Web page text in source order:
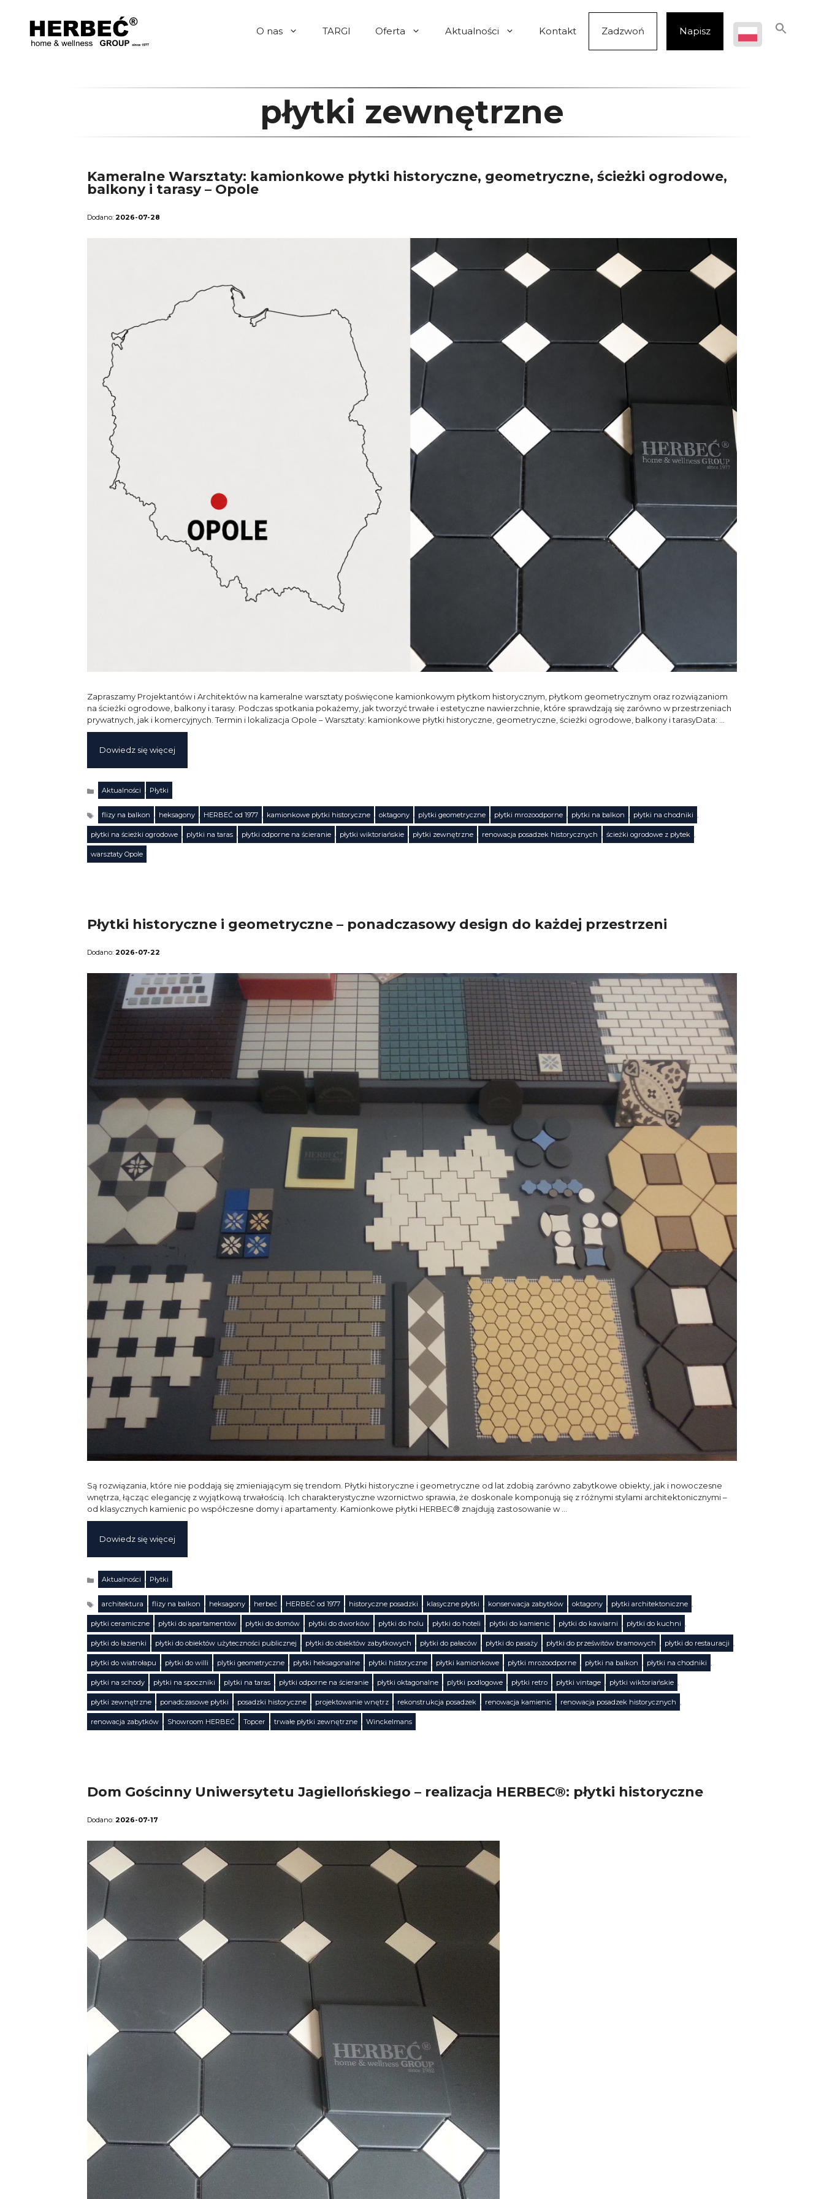
O nas TARGI Oferta Aktualności Kontakt Zadzwoń Napisz
płytki zewnętrzne
Kameralne Warsztaty: kamionkowe płytki historyczne, geometryczne, ścieżki ogrodowe,
balkony i tarasy – Opole
2026-07-28
Zapraszamy Projektantów i Architektów na kameralne warsztaty poświęcone kamionkowym płytkom historycznym, płytkom geometrycznym oraz rozwiązaniom
na ścieżki ogrodowe, balkony i tarasy. Podczas spotkania pokażemy, jak tworzyć trwałe i estetyczne nawierzchnie, które sprawdzają się zarówno w przestrzeniach
prywatnych, jak i komercyjnych. Termin i lokalizacja Opole – Warsztaty: kamionkowe płytki historyczne, geometryczne, ścieżki ogrodowe, balkony i tarasyData: …
Dowiedz się więcej
KategorieAktualności Płytki
Tagi
flizy na balkon heksagony HERBEĆ od 1977 kamionkowe płytki historyczne oktagony plytki geometryczne płytki mrozoodporne płytki na balkon płytki na chodniki
płytki na ścieżki ogrodowe plytki na taras płytki odporne na ścieranie płytki wiktoriańskie płytki zewnętrzne renowacja posadzek historycznych ścieżki ogrodowe z płytek
warsztaty Opole
Płytki historyczne i geometryczne – ponadczasowy design do każdej przestrzeni
2026-07-22
Są rozwiązania, które nie poddają się zmieniającym się trendom. Płytki historyczne i geometryczne od lat zdobią zarówno zabytkowe obiekty, jak i nowoczesne
wnętrza, łącząc elegancję z wyjątkową trwałością. Ich charakterystyczne wzornictwo sprawia, że doskonale komponują się z różnymi stylami architektonicznymi –
od klasycznych kamienic po współczesne domy i apartamenty. Kamionkowe płytki HERBEC® znajdują zastosowanie w …
Dowiedz się więcej
KategorieAktualności , Płytki
Tagi
architektura , flizy na balkon , heksagony , herbeć , HERBEĆ od 1977 , historyczne posadzki , klasyczne płytki , konserwacja zabytków , oktagony , płytki architektoniczne ,
płytki ceramiczne , płytki do apartamentów , płytki do domów , płytki do dworków , płytki do holu , płytki do hoteli , płytki do kamienic , płytki do kawiarni , płytki do kuchni ,
płytki do łazienki , płytki do obiektów użyteczności publicznej , płytki do obiektów zabytkowych , płytki do pałaców , płytki do pasaży , płytki do prześwitów bramowych , płytki do restauracji ,
płytki do wiatrołapu , płytki do willi , plytki geometryczne , płytki heksagonalne , płytki historyczne , płytki kamionkowe , płytki mrozoodporne , płytki na balkon , płytki na chodniki ,
płytki na schody , płytki na spoczniki , plytki na taras , płytki odporne na ścieranie , płytki oktagonalne , plytki podlogowe , płytki retro , płytki vintage , płytki wiktoriańskie ,
płytki zewnętrzne , ponadczasowe płytki , posadzki historyczne , projektowanie wnętrz , rekonstrukcja posadzek , renowacja kamienic , renowacja posadzek historycznych ,
renowacja zabytków , Showroom HERBEĆ , Topcer , trwałe płytki zewnętrzne , Winckelmans
Dom Gościnny Uniwersytetu Jagiellońskiego – realizacja HERBEC®: płytki historyczne
2026-07-17